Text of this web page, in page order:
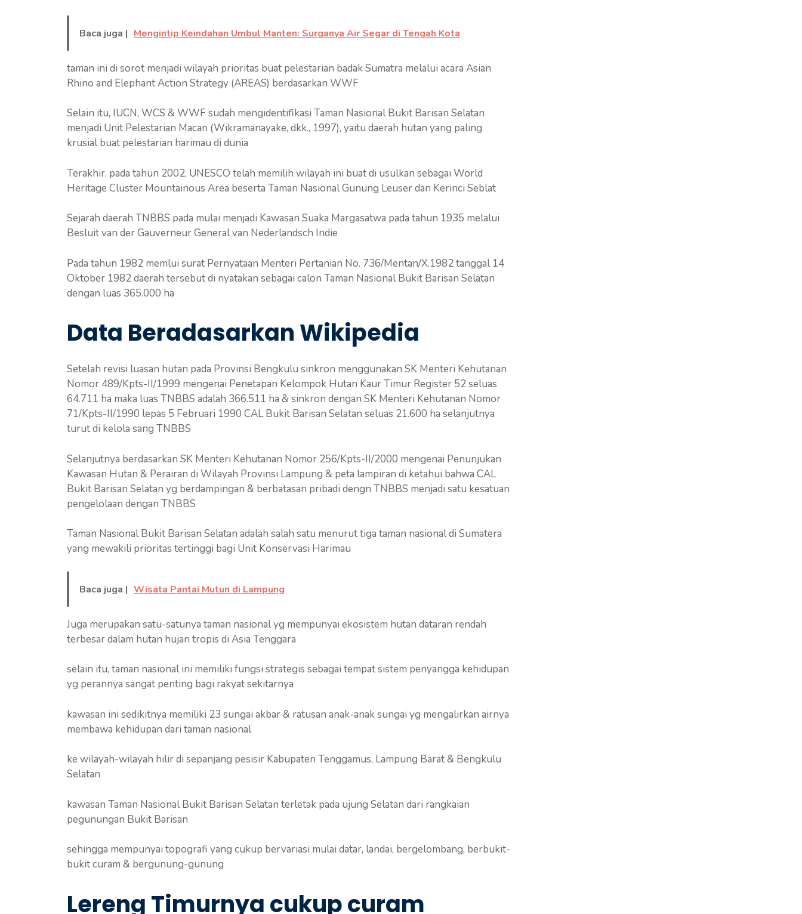
Baca juga | Mengintip Keindahan Umbul Manten: Surganya Air Segar di Tengah Kota
taman ini di sorot menjadi wilayah prioritas buat pelestarian badak Sumatra melalui acara Asian
Rhino and Elephant Action Strategy (AREAS) berdasarkan WWF
Selain itu, IUCN, WCS & WWF sudah mengidentifikasi Taman Nasional Bukit Barisan Selatan
menjadi Unit Pelestarian Macan (Wikramanayake, dkk., 1997), yaitu daerah hutan yang paling
krusial buat pelestarian harimau di dunia
Terakhir, pada tahun 2002, UNESCO telah memilih wilayah ini buat di usulkan sebagai World
Heritage Cluster Mountainous Area beserta Taman Nasional Gunung Leuser dan Kerinci Seblat
Sejarah daerah TNBBS pada mulai menjadi Kawasan Suaka Margasatwa pada tahun 1935 melalui
Besluit van der Gauverneur General van Nederlandsch Indie
Pada tahun 1982 memlui surat Pernyataan Menteri Pertanian No. 736/Mentan/X.1982 tanggal 14
Oktober 1982 daerah tersebut di nyatakan sebagai calon Taman Nasional Bukit Barisan Selatan
dengan luas 365.000 ha
Data Beradasarkan Wikipedia
Setelah revisi luasan hutan pada Provinsi Bengkulu sinkron menggunakan SK Menteri Kehutanan
Nomor 489/Kpts-II/1999 mengenai Penetapan Kelompok Hutan Kaur Timur Register 52 seluas
64.711 ha maka luas TNBBS adalah 366.511 ha & sinkron dengan SK Menteri Kehutanan Nomor
71/Kpts-II/1990 lepas 5 Februari 1990 CAL Bukit Barisan Selatan seluas 21.600 ha selanjutnya
turut di kelola sang TNBBS
Selanjutnya berdasarkan SK Menteri Kehutanan Nomor 256/Kpts-II/2000 mengenai Penunjukan
Kawasan Hutan & Perairan di Wilayah Provinsi Lampung & peta lampiran di ketahui bahwa CAL
Bukit Barisan Selatan yg berdampingan & berbatasan pribadi dengn TNBBS menjadi satu kesatuan
pengelolaan dengan TNBBS
Taman Nasional Bukit Barisan Selatan adalah salah satu menurut tiga taman nasional di Sumatera
yang mewakili prioritas tertinggi bagi Unit Konservasi Harimau
Baca juga | Wisata Pantai Mutun di Lampung
Juga merupakan satu-satunya taman nasional yg mempunyai ekosistem hutan dataran rendah
terbesar dalam hutan hujan tropis di Asia Tenggara
selain itu, taman nasional ini memiliki fungsi strategis sebagai tempat sistem penyangga kehidupan
yg perannya sangat penting bagi rakyat sekitarnya
kawasan ini sedikitnya memiliki 23 sungai akbar & ratusan anak-anak sungai yg mengalirkan airnya
membawa kehidupan dari taman nasional
ke wilayah-wilayah hilir di sepanjang pesisir Kabupaten Tenggamus, Lampung Barat & Bengkulu
Selatan
kawasan Taman Nasional Bukit Barisan Selatan terletak pada ujung Selatan dari rangkaian
pegunungan Bukit Barisan
sehingga mempunyai topografi yang cukup bervariasi mulai datar, landai, bergelombang, berbukit-
bukit curam & bergunung-gunung
Lereng Timurnya cukup curam